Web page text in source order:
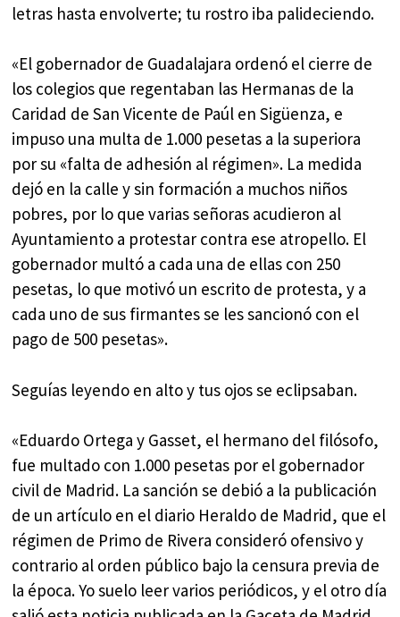
letras hasta envolverte; tu rostro iba palideciendo.
«El gobernador de Guadalajara ordenó el cierre de
los colegios que regentaban las Hermanas de la
Caridad de San Vicente de Paúl en Sigüenza, e
impuso una multa de 1.000 pesetas a la superiora
por su «falta de adhesión al régimen». La medida
dejó en la calle y sin formación a muchos niños
pobres, por lo que varias señoras acudieron al
Ayuntamiento a protestar contra ese atropello. El
gobernador multó a cada una de ellas con 250
pesetas, lo que motivó un escrito de protesta, y a
cada uno de sus firmantes se les sancionó con el
pago de 500 pesetas».
Seguías leyendo en alto y tus ojos se eclipsaban.
«Eduardo Ortega y Gasset, el hermano del filósofo,
fue multado con 1.000 pesetas por el gobernador
civil de Madrid. La sanción se debió a la publicación
de un artículo en el diario Heraldo de Madrid, que el
régimen de Primo de Rivera consideró ofensivo y
contrario al orden público bajo la censura previa de
la época. Yo suelo leer varios periódicos, y el otro día